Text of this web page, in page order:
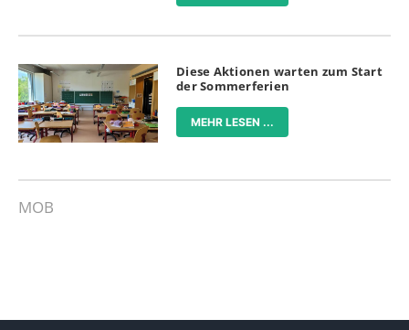
Diese Aktionen warten zum Start
der Sommerferien
MEHR LESEN ...
MOB